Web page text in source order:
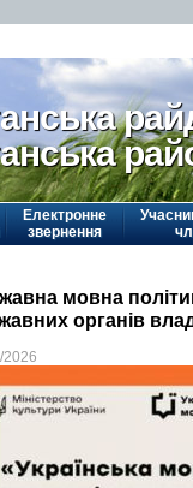
Електронне
звернення
мовна
органів
2026